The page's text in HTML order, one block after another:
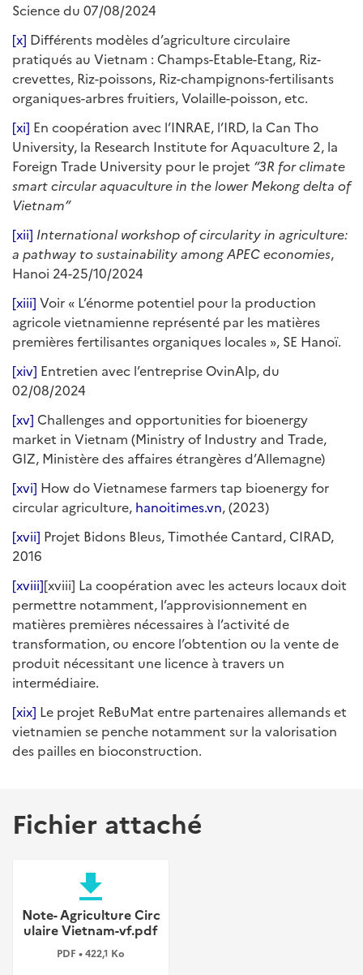
Science du 07/08/2024
[x] Différents modèles d’agriculture circulaire
pratiqués au Vietnam : Champs-Etable-Etang, Riz-
crevettes, Riz-poissons, Riz-champignons-fertilisants
organiques-arbres fruitiers, Volaille-poisson, etc.
[xi] En coopération avec l’INRAE, l’IRD, la Can Tho
University, la Research Institute for Aquaculture 2, la
Foreign Trade University pour le projet “3R for climate
smart circular aquaculture in the lower Mekong delta of
Vietnam”
[xii] International workshop of circularity in agriculture:
a pathway to sustainability among APEC economies,
Hanoi 24-25/10/2024
[xiii] Voir « L’énorme potentiel pour la production
agricole vietnamienne représenté par les matières
premières fertilisantes organiques locales », SE Hanoï.
[xiv] Entretien avec l’entreprise OvinAlp, du
02/08/2024
[xv] Challenges and opportunities for bioenergy
market in Vietnam (Ministry of Industry and Trade,
GIZ, Ministère des affaires étrangères d’Allemagne)
[xvi] How do Vietnamese farmers tap bioenergy for
circular agriculture, hanoitimes.vn, (2023)
[xvii] Projet Bidons Bleus, Timothée Cantard, CIRAD,
2016
[xviii][xviii] La coopération avec les acteurs locaux doit
permettre notamment, l’approvisionnement en
matières premières nécessaires à l’activité de
transformation, ou encore l’obtention ou la vente de
produit nécessitant une licence à travers un
intermédiaire.
[xix] Le projet ReBuMat entre partenaires allemands et
vietnamien se penche notamment sur la valorisation
des pailles en bioconstruction.
Fichier attaché
file_download
Note- Agriculture Circ
ulaire Vietnam-vf.pdf
PDF • 422,1 Ko